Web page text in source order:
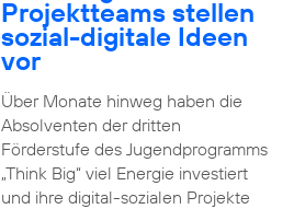
Projektteams stellen
sozial-digitale Ideen
vor
Über Monate hinweg haben die
Absolventen der dritten
Förderstufe des Jugendprogramms
„Think Big“ viel Energie investiert
und ihre digital-sozialen Projekte